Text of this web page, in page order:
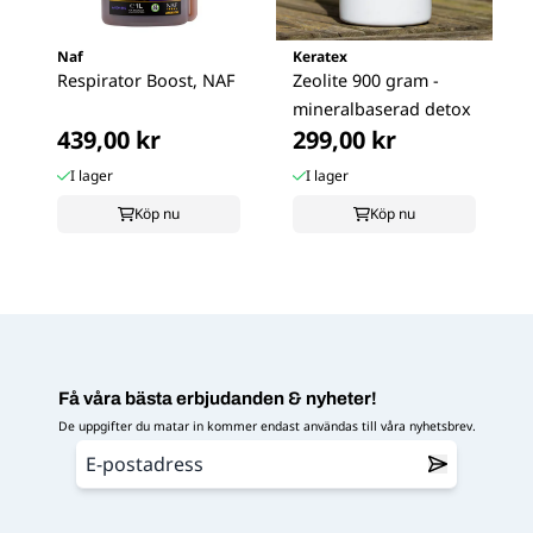
Naf
Respirator Boost, NAF
439,00 kr
I lager
Köp nu
Keratex
Zeolite 900 gram -
mineralbaserad detox
299,00 kr
I lager
Köp nu
Få våra bästa erbjudanden & nyheter!
De uppgifter du matar in kommer endast användas till våra nyhetsbrev.